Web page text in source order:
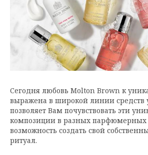
Сегодня любовь Molton Brown к
выражена в широкой линии средств
позволяет Вам почувствовать эти
композиции в разных парфюмерных
возможность создать свой
ритуал.